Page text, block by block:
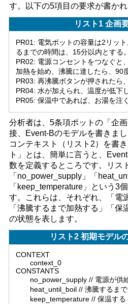
す。以下の5項目の要求が書かれ
リスト1 企画
PR01: 電気ポットの容量は2リッ
るまでの時間は、15分以内とする。
PR02: 電源コンセントをつなぐと
加熱を始め、沸騰に達したら、90
PR03: 再沸騰ボタンが押されたら
PR04: 水が加えられ、温度が低下
PR05: 保温中であれば、お湯を注
分析者は、5条項ポットの「企
接、Event-Bのモデルを書きま
コンテキスト（リスト2）を書
ト」とは、簡単に言うと、
数を定義するところです。リス
「no_power_supply」「
「keep_temperature」という3
す。これらは、それぞれ、「電
「沸騰するまで加熱する」「保
の状態を表します。
リスト2 初期モデル
CONTEXT
context_0
CONSTANTS
no_power_supply // 電源が供
heat_until_boil // 沸騰するま
keep_temperature // 保温する